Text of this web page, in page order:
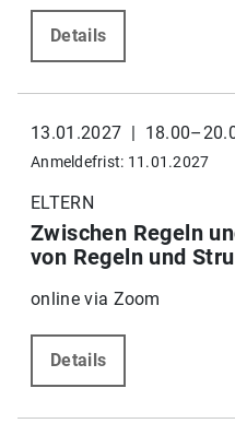
Details
13.01.2027 |
Anmeldefrist: 11.01.2027
ELTERN
Zwischen Regeln
von Regeln und
online via Zoom
Details